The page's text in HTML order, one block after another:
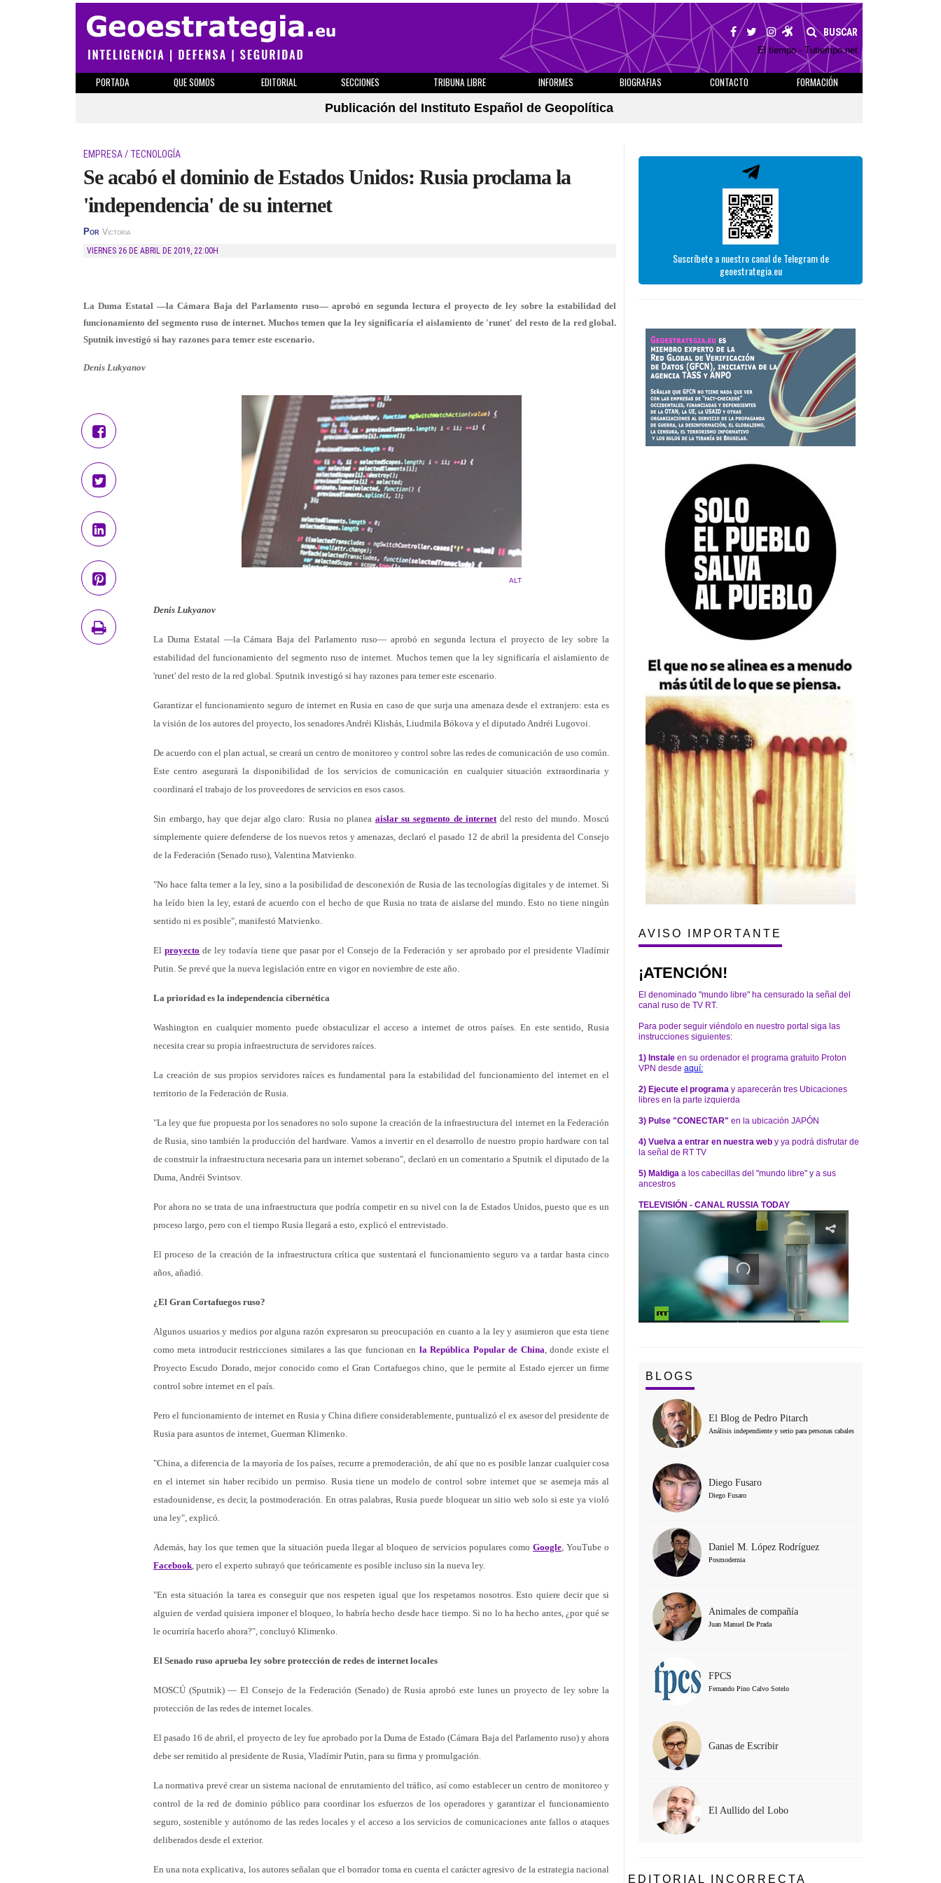
BUSCAR
El tiempo - Tutiempo.net
PORTADA QUE SOMOS EDITORIAL SECCIONES TRIBUNA LIBRE INFORMES BIOGRAFIAS CONTACTO
FORMACIÓN
Publicación del Instituto Español de Geopolítica
EMPRESA / TECNOLOGÍA
Se acabó el dominio de Estados Unidos: Rusia proclama la
'independencia' de su internet
Por Victoria
VIERNES 26 DE ABRIL DE 2019, 22:00H
La Duma Estatal —la Cámara Baja del Parlamento ruso— aprobó en segunda lectura el proyecto de ley sobre la estabilidad del
funcionamiento del segmento ruso de internet. Muchos temen que la ley significaría el aislamiento de 'runet' del resto de la red global.
Sputnik investigó si hay razones para temer este escenario.
Denis Lukyanov
ALT
Denis Lukyanov
La Duma Estatal —la Cámara Baja del Parlamento ruso— aprobó en segunda lectura el proyecto de ley sobre la
estabilidad del funcionamiento del segmento ruso de internet. Muchos temen que la ley significaría el aislamiento de
'runet' del resto de la red global. Sputnik investigó si hay razones para temer este escenario.
Garantizar el funcionamiento seguro de internet en Rusia en caso de que surja una amenaza desde el extranjero: esta es
la visión de los autores del proyecto, los senadores Andréi Klishás, Liudmila Bókova y el diputado Andréi Lugovoi.
De acuerdo con el plan actual, se creará un centro de monitoreo y control sobre las redes de comunicación de uso común.
Este centro asegurará la disponibilidad de los servicios de comunicación en cualquier situación extraordinaria y
coordinará el trabajo de los proveedores de servicios en esos casos.
Sin embargo, hay que dejar algo claro: Rusia no planea aislar su segmento de internetdel resto del mundo. Moscú
simplemente quiere defenderse de los nuevos retos y amenazas, declaró el pasado 12 de abril la presidenta del Consejo
de la Federación (Senado ruso), Valentina Matvienko.
"No hace falta temer a la ley, sino a la posibilidad de desconexión de Rusia de las tecnologías digitales y de internet. Si
ha leído bien la ley, estará de acuerdo con el hecho de que Rusia no trata de aislarse del mundo. Esto no tiene ningún
sentido ni es posible", manifestó Matvienko.
Elproyecto de ley todavía tiene que pasar por el Consejo de la Federación y ser aprobado por el presidente Vladímir
Putin. Se prevé que la nueva legislación entre en vigor en noviembre de este año.
La prioridad es la independencia cibernética
Washington en cualquier momento puede obstaculizar el acceso a internet de otros países. En este sentido, Rusia
necesita crear su propia infraestructura de servidores raíces.
La creación de sus propios servidores raíces es fundamental para la estabilidad del funcionamiento del internet en el
territorio de la Federación de Rusia.
"La ley que fue propuesta por los senadores no solo supone la creación de la infraestructura del internet en la Federación
de Rusia, sino también la producción del hardware. Vamos a invertir en el desarrollo de nuestro propio hardware con tal
de construir la infraestructura necesaria para un internet soberano", declaró en un comentario a Sputnik el diputado de la
Duma, Andréi Svintsov.
Por ahora no se trata de una infraestructura que podría competir en su nivel con la de Estados Unidos, puesto que es un
proceso largo, pero con el tiempo Rusia llegará a esto, explicó el entrevistado.
El proceso de la creación de la infraestructura crítica que sustentará el funcionamiento seguro va a tardar hasta cinco
años, añadió.
¿El Gran Cortafuegos ruso?
Algunos usuarios y medios por alguna razón expresaron su preocupación en cuanto a la ley y asumieron que esta tiene
como meta introducir restricciones similares a las que funcionan en la República Popular de China, donde existe el
Proyecto Escudo Dorado, mejor conocido como el Gran Cortafuegos chino, que le permite al Estado ejercer un firme
control sobre internet en el país.
Pero el funcionamiento de internet en Rusia y China difiere considerablemente, puntualizó el ex asesor del presidente de
Rusia para asuntos de internet, Guerman Klimenko.
"China, a diferencia de la mayoría de los países, recurre a premoderación, de ahí que no es posible lanzar cualquier cosa
en el internet sin haber recibido un permiso. Rusia tiene un modelo de control sobre internet que se asemeja más al
estadounidense, es decir, la postmoderación. En otras palabras, Rusia puede bloquear un sitio web solo si este ya violó
una ley", explicó.
Además, hay los que temen que la situación pueda llegar al bloqueo de servicios populares como Google, YouTube o
Facebook, pero el experto subrayó que teóricamente es posible incluso sin la nueva ley.
"En esta situación la tarea es conseguir que nos respeten igual que los respetamos nosotros. Esto quiere decir que si
alguien de verdad quisiera imponer el bloqueo, lo habría hecho desde hace tiempo. Si no lo ha hecho antes, ¿por qué se
le ocurriría hacerlo ahora?", concluyó Klimenko.
El Senado ruso aprueba ley sobre protección de redes de internet locales
MOSCÚ (Sputnik) — El Consejo de la Federación (Senado) de Rusia aprobó este lunes un proyecto de ley sobre la
protección de las redes de internet locales.
El pasado 16 de abril, el proyecto de ley fue aprobado por la Duma de Estado (Cámara Baja del Parlamento ruso) y ahora
debe ser remitido al presidente de Rusia, Vladímir Putin, para su firma y promulgación.
La normativa prevé crear un sistema nacional de enrutamiento del tráfico, así como establecer un centro de monitoreo y
control de la red de dominio público para coordinar los esfuerzos de los operadores y garantizar el funcionamiento
seguro, sostenible y autónomo de las redes locales y el acceso a los servicios de comunicaciones ante fallos o ataques
deliberados desde el exterior.
En una nota explicativa, los autores señalan que el borrador toma en cuenta el carácter agresivo de la estrategia nacional
Suscríbete a nuestro canal de Telegram de
geoestrategia.eu
AVISO IMPORTANTE
¡ATENCIÓN!
El denominado "mundo libre" ha censurado la señal del
canal ruso de TV RT.
Para poder seguir viéndolo en nuestro portal siga las
instrucciones siguientes:
1) Instale en su ordenador el programa gratuito Proton
VPN desde aquí:
2) Ejecute el programa y aparecerán tres Ubicaciones
libres en la parte izquierda
3) Pulse "CONECTAR" en la ubicación JAPÓN
4) Vuelva a entrar en nuestra web y ya podrá disfrutar de
la señal de RT TV
5) Maldiga a los cabecillas del "mundo libre" y a sus
ancestros
TELEVISIÓN - CANAL RUSSIA TODAY
BLOGS
El Blog de Pedro Pitarch
Análisis independiente y serio para personas cabales
Diego Fusaro
Diego Fusaro
Daniel M. López Rodríguez
Posmodernia
Animales de compañía
Juan Manuel De Prada
FPCS
Fernando Pino Calvo Sotelo
Ganas de Escribir
El Aullido del Lobo
EDITORIAL INCORRECTA